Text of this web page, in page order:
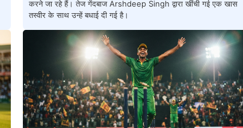
करने जा रहे हैं। तेज गेंदबाज Arshdeep Singh द्वारा खींची गई एक खास
तस्वीर के साथ उन्हें बधाई दी गई है।